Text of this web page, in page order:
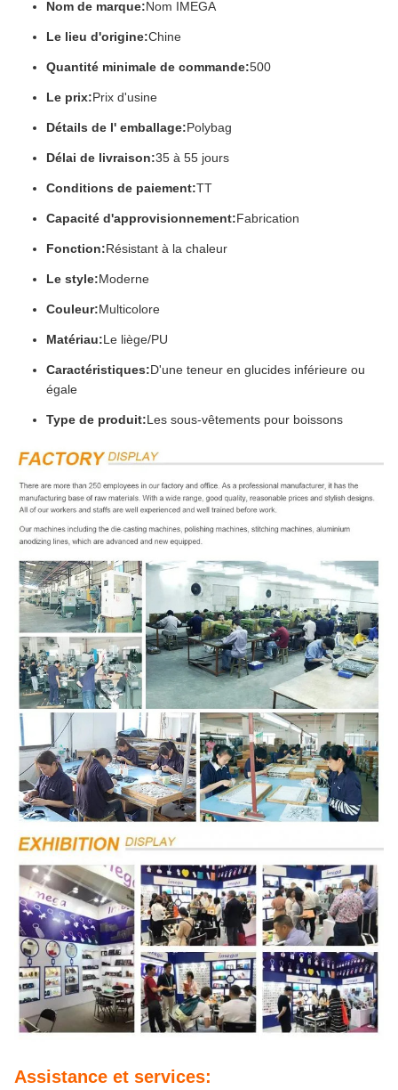
Nom de marque:Nom IMEGA
Le lieu d'origine:Chine
Quantité minimale de commande:500
Le prix:Prix d'usine
Détails de l' emballage:Polybag
Délai de livraison:35 à 55 jours
Conditions de paiement:TT
Capacité d'approvisionnement:Fabrication
Fonction:Résistant à la chaleur
Le style:Moderne
Couleur:Multicolore
Matériau:Le liège/PU
Caractéristiques:D'une teneur en glucides inférieure ou
égale
Type de produit:Les sous-vêtements pour boissons
Assistance et services: